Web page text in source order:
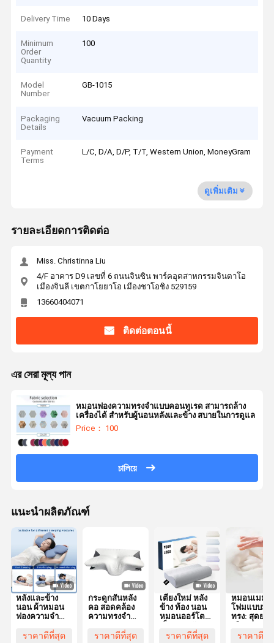
Delivery Time 10 Days
Minimum
Order
Quantity
100
Model
Number
GB-1015
Packaging
Details
Vacuum Packing
Payment
Terms
L/C, D/A, D/P, T/T, Western Union, MoneyGram
ดูเพิ่มเติม
รายละเอียดการติดต่อ
Miss. Christinna Liu
4/F อาคาร D9 เลขที่ 6 ถนนจินซิน พาร์คอุตสาหกรรมจินตาโอ
เมืองจินลี เขตกาโยยาโอ เมืองชาโอชิง 529159
13660404071
ติดต่อตอนนี้
এর সেরা মূল্য পান
หมอนฟองความทรงจําแบบคอนทูเรด สามารถล้าง
เครื่องได้ สําหรับผู้นอนหลังและข้าง สบายในการดูแล
Price： 100
চালিয়ে
แนะนำผลิตภัณฑ์
หลังและข้าง
นอน ผ้าหมอน
ฟองความจํา
พร้อมผ้าคลุม
ราคาดีที่สุด
กระดูกสันหลัง
คอ สอดคล้อง
ความทรงจํา
ขอบเขต
ราคาดีที่สุด
เตียงใหม่ หลัง
ข้าง ท้อง นอน
หมอนออร์โต
คอนทัวร์เออร์
ราคาดีที่สุด
หมอนเมมโ
โฟมแบบมีรู
ทรง: สุดยอ
จัดตำแหน่ง
ราคาดีที่